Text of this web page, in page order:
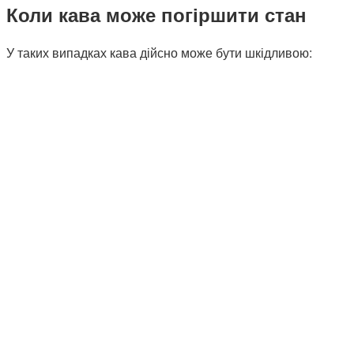
Коли кава може погіршити стан
У таких випадках кава дійсно може бути шкідливою: